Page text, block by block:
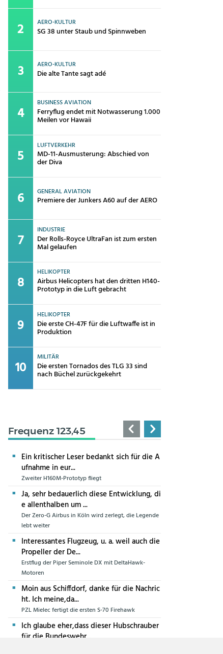
AERO-KULTUR
SG 38 unter Staub und Spinnweben
AERO-KULTUR
Die alte Tante sagt adé
BUSINESS AVIATION
Ferryflug endet mit Notwasserung 1.000
Meilen vor Hawaii
LUFTVERKEHR
MD-11-Ausmusterung: Abschied von
der Diva
GENERAL AVIATION
Premiere der Junkers A60 auf der AERO
INDUSTRIE
Der Rolls-Royce UltraFan ist zum ersten
Mal gelaufen
HELIKOPTER
Airbus Helicopters hat den dritten H140-
Prototyp in die Luft gebracht
HELIKOPTER
Die erste CH-47F für die Luftwaffe ist in
Produktion
MILITÄR
Die ersten Tornados des TLG 33 sind
nach Büchel zurückgekehrt
Frequenz 123,45
Ein kritischer Leser bedankt sich für die A
ufnahme in eur...
Zweiter H160M-Prototyp fliegt
Ja, sehr bedauerlich diese Entwicklung, di
e allenthalben um ...
Der Zero-G Airbus in Köln wird zerlegt, die Legende
lebt weiter
Interessantes Flugzeug, u. a. weil auch die
Propeller der De...
Erstflug der Piper Seminole DX mit DeltaHawk-
Motoren
Moin aus Schiffdorf, danke für die Nachric
ht. Ich meine,da...
PZL Mielec fertigt die ersten S-70 Firehawk
Ich glaube eher,dass dieser Hubschrauber
für die Bundeswehr...